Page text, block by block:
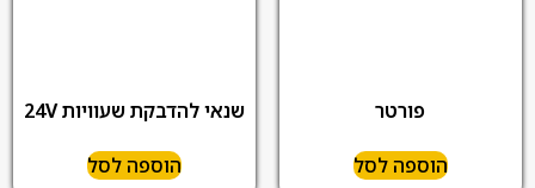
פורטר
הוספה לסל
שנאי להדבקת שעוויות 24V
הוספה לסל